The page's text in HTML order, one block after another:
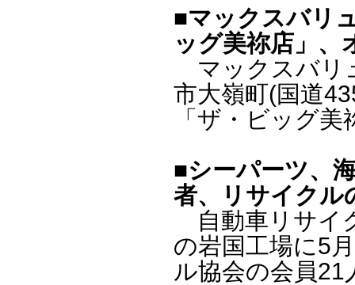
■マックスバリ
ッグ美祢店」、
マックスバリ
市大嶺町(国道
「ザ・ビッグ
■シーパーツ、
者、リサイクル
自動車リサイ
の岩国工場に5
ル協会の会員21